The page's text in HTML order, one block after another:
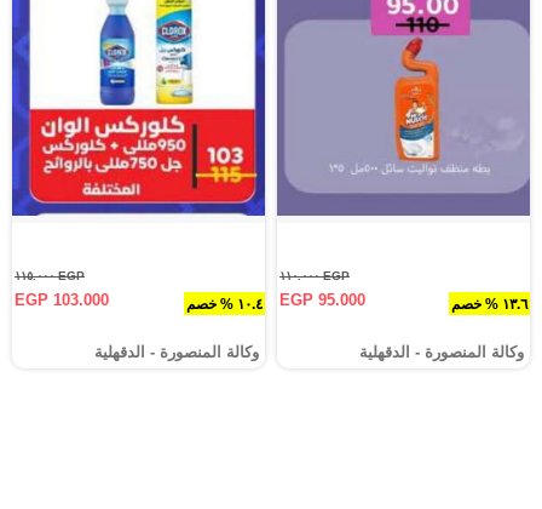
١٣.٦ % خصم
EGP ١١٠.٠٠٠
EGP 95.000
وكالة المنصورة - الدقهلية‎
١٠.٤ % خصم
EGP ١١٥.٠٠٠
EGP 103.000
وكالة المنصورة - الدقهلية‎